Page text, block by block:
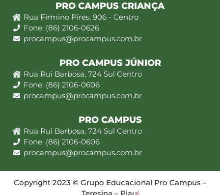
PRO CAMPUS CRIANÇA
Rua Firmino Pires, 906 - Centro
Fone: (86) 2106-0626
procampus@procampus.com.br
PRO CAMPUS JÚNIOR
Rua Rui Barbosa, 724 Sul Centro
Fone: (86) 2106-0606
procampus@procampus.com.br
PRO CAMPUS
Rua Rui Barbosa, 724 Sul Centro
Fone: (86) 2106-0606
procampus@procampus.com.br
Copyright 2023 © Grupo Educacional Pro Campus –